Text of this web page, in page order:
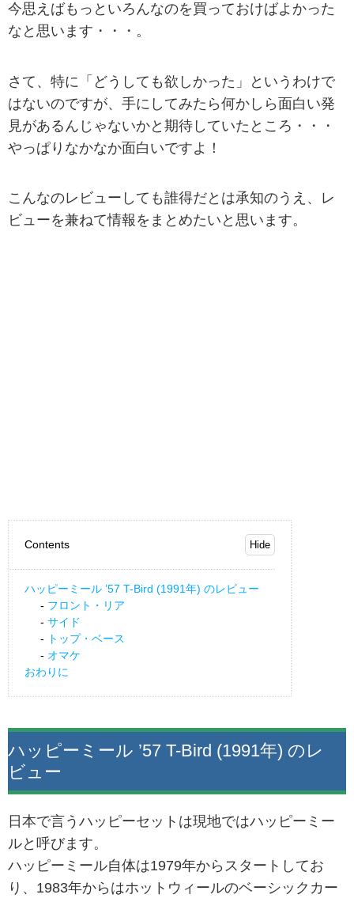
今思えばもっといろんなのを買っておけばよかった
なと思います・・・。
さて、特に「どうしても欲しかった」というわけで
はないのですが、手にしてみたら何かしら面白い発
見があるんじゃないかと期待していたところ・・・
やっぱりなかなか面白いですよ！
こんなのレビューしても誰得だとは承知のうえ、レ
ビューを兼ねて情報をまとめたいと思います。
Contents
ハッピーミール ’57 T-Bird (1991年) のレビュー
フロント・リア
サイド
トップ・ベース
オマケ
おわりに
ハッピーミール ’57 T-Bird (1991年) のレ
ビュー
日本で言うハッピーセットは現地ではハッピーミー
ルと呼びます。
ハッピーミール自体は1979年からスタートしてお
り、1983年からはホットウィールのベーシックカー